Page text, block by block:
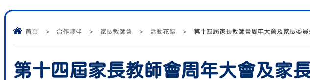
首頁 > 合作夥伴 > 家長教師會 > 活動花絮 > 第十四屆家長教師會周年大會及家長委
第十四屆家長教師會周年大會及家